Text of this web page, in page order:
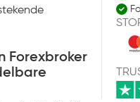
Forexbroker